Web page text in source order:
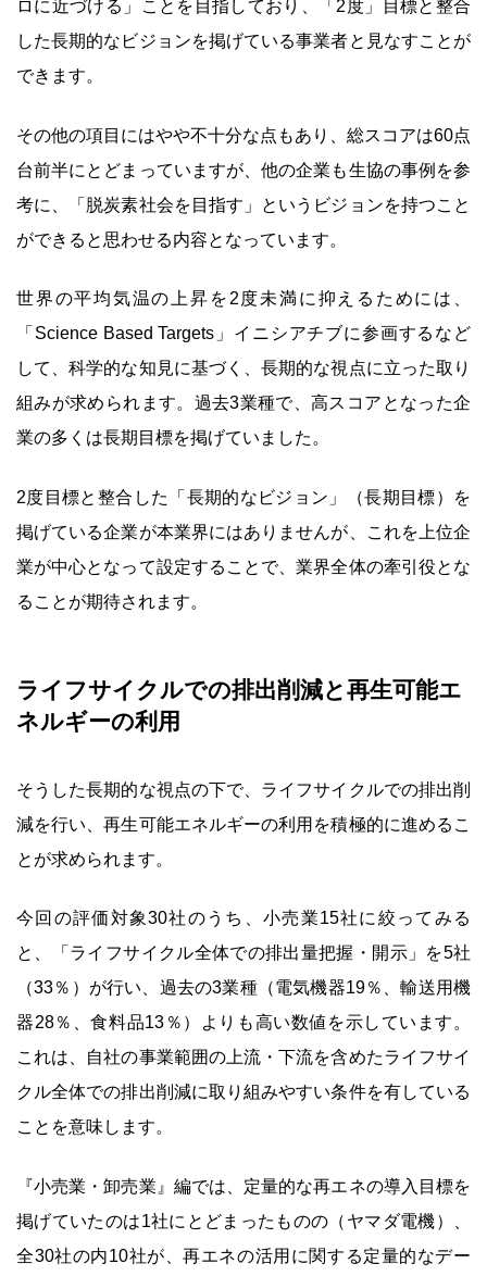
ロに近づける」ことを目指しており、「2度」目標と整合
した長期的なビジョンを掲げている事業者と見なすことが
できます。
その他の項目にはやや不十分な点もあり、総スコアは60点
台前半にとどまっていますが、他の企業も生協の事例を参
考に、「脱炭素社会を目指す」というビジョンを持つこと
ができると思わせる内容となっています。
世界の平均気温の上昇を2度未満に抑えるためには、
「Science Based Targets」イニシアチブに参画するなど
して、科学的な知見に基づく、長期的な視点に立った取り
組みが求められます。過去3業種で、高スコアとなった企
業の多くは長期目標を掲げていました。
2度目標と整合した「長期的なビジョン」（長期目標）を
掲げている企業が本業界にはありませんが、これを上位企
業が中心となって設定することで、業界全体の牽引役とな
ることが期待されます。
ライフサイクルでの排出削減と再生可能エ
ネルギーの利用
そうした長期的な視点の下で、ライフサイクルでの排出削
減を行い、再生可能エネルギーの利用を積極的に進めるこ
とが求められます。
今回の評価対象30社のうち、小売業15社に絞ってみる
と、「ライフサイクル全体での排出量把握・開示」を5社
（33％）が行い、過去の3業種（電気機器19％、輸送用機
器28％、食料品13％）よりも高い数値を示しています。
これは、自社の事業範囲の上流・下流を含めたライフサイ
クル全体での排出削減に取り組みやすい条件を有している
ことを意味します。
『小売業・卸売業』編では、定量的な再エネの導入目標を
掲げていたのは1社にとどまったものの（ヤマダ電機）、
全30社の内10社が、再エネの活用に関する定量的なデー